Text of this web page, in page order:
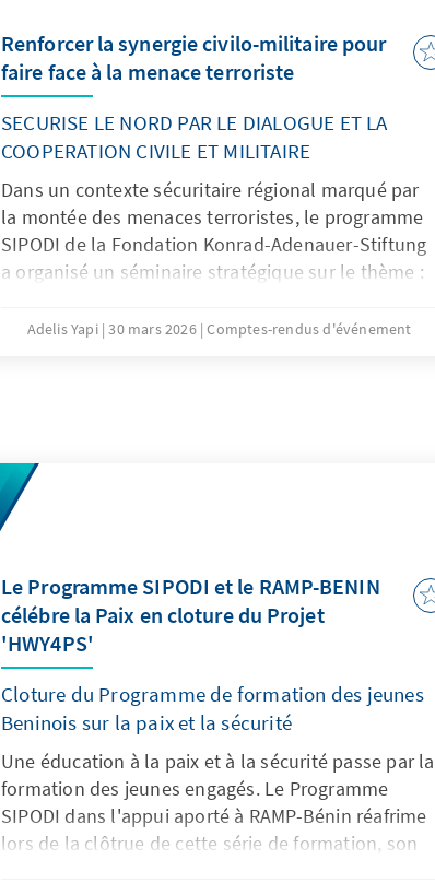
Renforcer la synergie civilo-militaire pour
faire face à la menace terroriste
SECURISE LE NORD PAR LE DIALOGUE ET LA
COOPERATION CIVILE ET MILITAIRE
Dans un contexte sécuritaire régional marqué par
la montée des menaces terroristes, le programme
SIPODI de la Fondation Konrad-Adenauer-Stiftung
a organisé un séminaire stratégique sur le thème :
», réunissant à Korhogo les principaux acteurs civils
Adelis Yapi 30 mars 2026 Comptes-rendus d'événement
Le Programme SIPODI et le RAMP-BENIN
célébre la Paix en cloture du Projet
'HWY4PS'
Cloture du Programme de formation des jeunes
Beninois sur la paix et la sécurité
Une éducation à la paix et à la sécurité passe par la
formation des jeunes engagés. Le Programme
SIPODI dans l'appui aporté à RAMP-Bénin réafrime
lors de la clôtrue de cette série de formation, son